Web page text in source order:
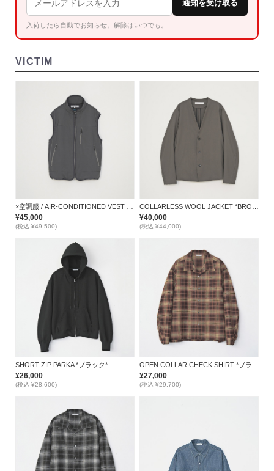
通知を受け取る
入荷したら自動でお知らせ。解除はいつでも。
VICTIM
×空調服 / AIR-CONDITIONED VEST *GRAY*
¥45,000
(税込 ¥49,500)
COLLARLESS WOOL JACKET *BROWN*
¥40,000
(税込 ¥44,000)
SHORT ZIP PARKA *ブラック*
¥26,000
(税込 ¥28,600)
OPEN COLLAR CHECK SHIRT *ブラウン*
¥27,000
(税込 ¥29,700)